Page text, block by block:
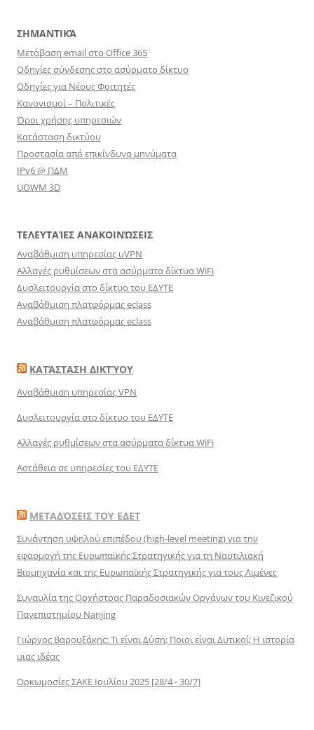
ΣΗΜΑΝΤΙΚΆ
Μετάβαση email στο Office 365
Οδηγίες σύνδεσης στο ασύρματο δίκτυο
Οδηγίες για Νέους Φοιτητές
Κανονισμοί – Πολιτικές
Όροι χρήσης υπηρεσιών
Κατάσταση δικτύου
Προστασία από επικίνδυνα μηνύματα
IPv6 @ ΠΔΜ
UOWM 3D
ΤΕΛΕΥΤΑΊΕΣ ΑΝΑΚΟΙΝΏΣΕΙΣ
Αναβάθμιση υπηρεσίας uVPN
Αλλαγές ρυθμίσεων στα ασύρματα δίκτυα WiFi
Δυσλειτουργία στο δίκτυο του ΕΔΥΤΕ
Αναβάθμιση πλατφόρμας eclass
Αναβάθμιση πλατφόρμας eclass
ΚΑΤΆΣΤΑΣΗ ΔΙΚΤΎΟΥ
Αναβάθμιση υπηρεσίας VPN
Δυσλειτουργία στο δίκτυο του ΕΔΥΤΕ
Αλλαγές ρυθμίσεων στα ασύρματα δίκτυα WiFi
Αστάθεια σε υπηρεσίες του ΕΔΥΤΕ
ΜΕΤΑΔΌΣΕΙΣ ΤΟΥ ΕΔΕΤ
Συνάντηση υψηλού επιπέδου (high-level meeting) για την
εφαρμογή της Ευρωπαϊκής Στρατηγικής για τη Ναυτιλιακή
Βιομηχανία και της Ευρωπαϊκής Στρατηγικής για τους Λιμένες
Συναυλία της Ορχήστρας Παραδοσιακών Οργάνων του Κινεζικού
Πανεπιστημίου Nanjing
Γιώργος Βαρουξάκης: Τι είναι Δύση; Ποιοι είναι Δυτικοί; Η ιστορία
μιας ιδέας
Ορκωμοσίες ΣΑΚΕ Ιουλίου 2025 [28/4 - 30/7]